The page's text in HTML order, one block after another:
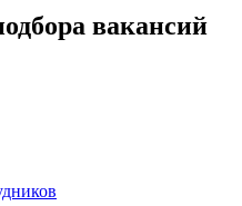
вакансий